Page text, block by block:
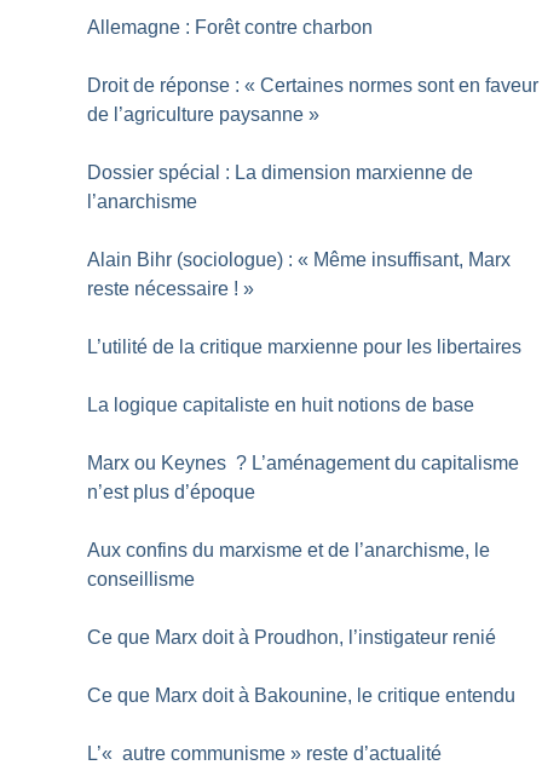
Allemagne : Forêt contre charbon
Droit de réponse : « Certaines normes sont en faveur
de l’agriculture paysanne »
Dossier spécial : La dimension marxienne de
l’anarchisme
Alain Bihr (sociologue) : « Même insuffisant, Marx
reste nécessaire ! »
L’utilité de la critique marxienne pour les libertaires
La logique capitaliste en huit notions de base
Marx ou Keynes ? L’aménagement du capitalisme
n’est plus d’époque
Aux confins du marxisme et de l’anarchisme, le
conseillisme
Ce que Marx doit à Proudhon, l’instigateur renié
Ce que Marx doit à Bakounine, le critique entendu
L’« autre communisme » reste d’actualité